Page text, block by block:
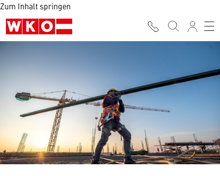
Zum Inhalt springen